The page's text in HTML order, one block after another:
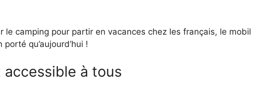
le camping pour partir en vacances chez les français, le mobil
qu’aujourd’hui !
à tous